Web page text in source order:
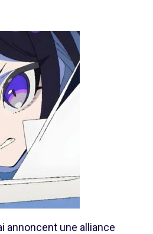
annoncent une alliance